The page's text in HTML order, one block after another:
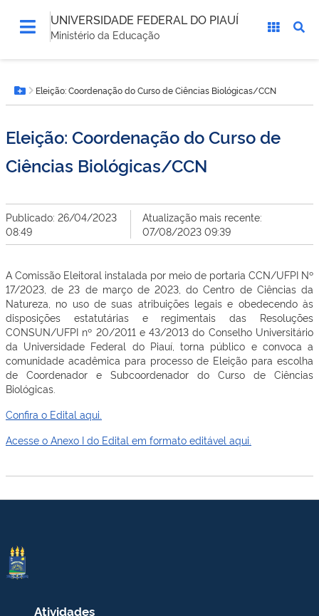
UNIVERSIDADE FEDERAL DO PIAUÍ
Ministério da Educação
está
aqui:Botão Menu
Eleição: Coordenação do Curso de Ciências Biológicas/CCN
Eleição: Coordenação do Curso de
Ciências Biológicas/CCN
Publicado: 26/04/2023
08:49
Atualização mais recente:
07/08/2023 09:39
A Comissão Eleitoral instalada por meio de portaria CCN/UFPI Nº
17/2023, de 23 de março de 2023, do Centro de Ciências da
Natureza, no uso de suas atribuições legais e obedecendo às
disposições estatutárias e regimentais das Resoluções
CONSUN/UFPI nº 20/2011 e 43/2013 do Conselho Universitário
da Universidade Federal do Piauí, torna público e convoca a
comunidade acadêmica para processo de Eleição para escolha
de Coordenador e Subcoordenador do Curso de Ciências
Biológicas.
Confira o Edital aqui.
Acesse o Anexo I do Edital em formato editável aqui.
Atividades